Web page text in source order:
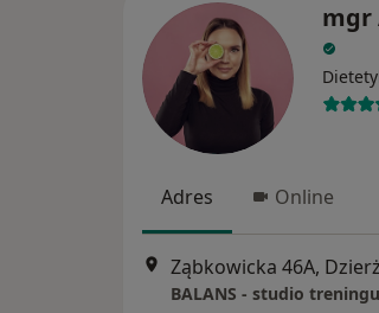
mgr
Adres Online
Ząbkowicka 46A,
BALANS - studio